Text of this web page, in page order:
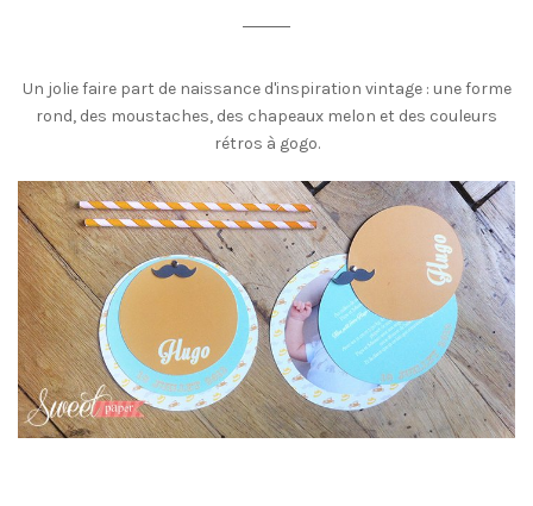
Un jolie faire part de naissance d'inspiration vintage : une forme
rond, des moustaches, des chapeaux melon et des couleurs
rétros à gogo.